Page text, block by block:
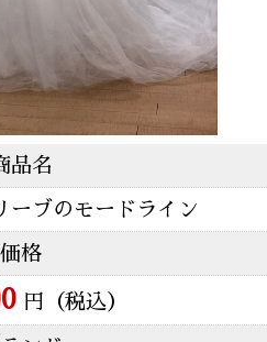
品名
ーブのモードライン
価格
円（税込）